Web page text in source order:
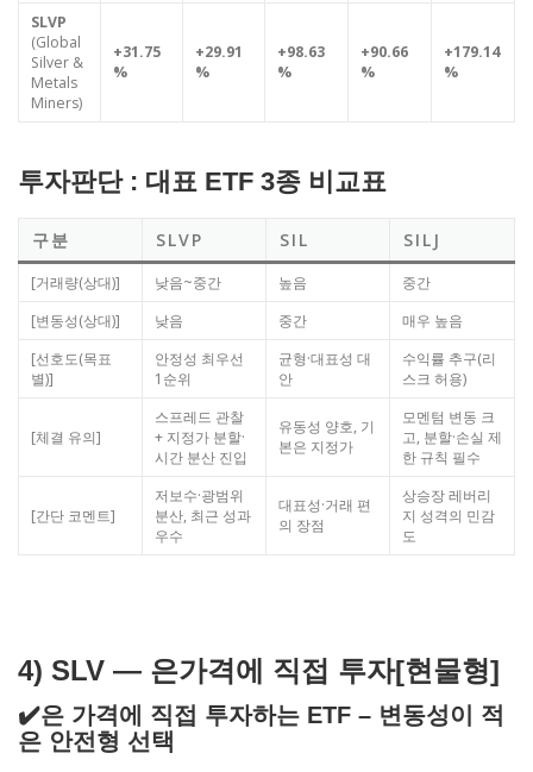
SLVP
(Global
Silver &
Metals
Miners)
+31.75
%
+29.91
%
+98.63
%
+90.66
%
+179.14
%
투자판단 : 대표 ETF 3종 비교표
구분 SLVP SIL SILJ
[거래량(상대)] 낮음~중간 높음
중간
[변동성(상대)]
낮음 중간
매우 높음
[선호도(목표
별)]
안정성 최우선
1순위
균형·대표성 대
안
수익률 추구(리
스크 허용)
[체결 유의]
스프레드 관찰
+ 지정가 분할·
시간 분산 진입
유동성 양호, 기
본은 지정가
모멘텀 변동 크
고, 분할·손실 제
한 규칙 필수
[간단 코멘트]
저보수·광범위
분산, 최근 성과
우수
대표성·거래 편
의 장점
상승장 레버리
지 성격의 민감
도
4) SLV — 은가격에 직접 투자[현물형]
✔️은 가격에 직접 투자하는 ETF – 변동성이 적
은 안전형 선택